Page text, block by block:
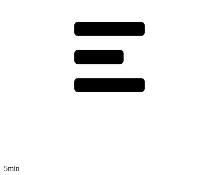
5min